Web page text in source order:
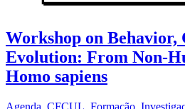
Workshop on Behavior,
Evolution: From Non-
Homo sapiens
Agenda CFCUL Formação